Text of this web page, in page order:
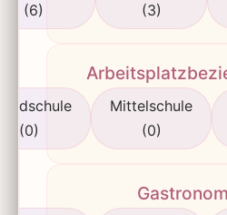
(6)
(3)
(0)
Mittelschule
(0)